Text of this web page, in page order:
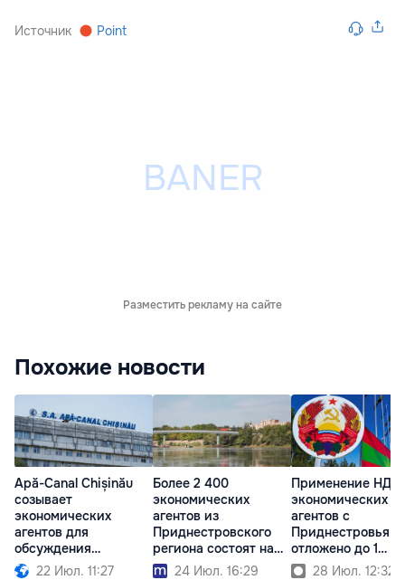
Источник Point
Разместить рекламу на сайте
Похожие новости
Apă-Canal Chișinău
созывает
экономических
агентов для
обсуждения
необходимых мер
22 Июл. 11:27
Более 2 400
экономических
агентов из
Приднестровского
региона состоят на
учёте в АГУ
24 Июл. 16:29
Применение НДС
экономических
агентов с
Приднестровья
отложено до 1
сентября
28 Июл. 12:32